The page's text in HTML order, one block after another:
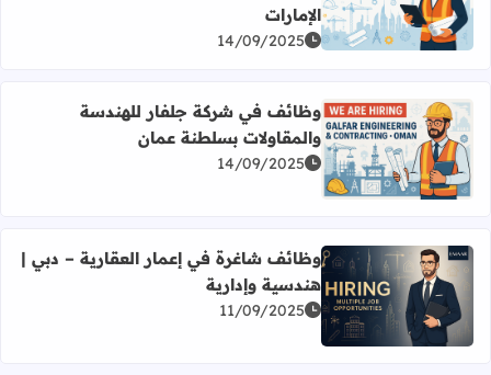
اقرأ المزيد عن فرص عمل هندسية في شركة Khansaheb Civil Engineering – الإمارات
الإمارات
14/09/2025
اقرأ المزيد عن وظائف في شركة جلفار للهندسة والمقاولات
وظائف في شركة جلفار للهندسة
والمقاولات بسلطنة عمان
14/09/2025
اقرأ المزيد عن وظائف شاغرة في إعمار العقارية – دبي |
وظائف شاغرة في إعمار العقارية – دبي |
هندسية وإدارية
11/09/2025